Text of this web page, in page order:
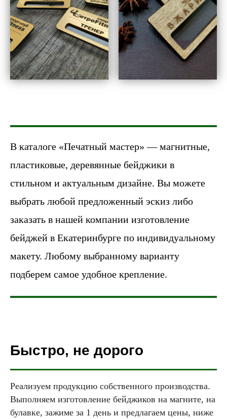
В каталоге «Печатный мастер» — магнитные,
пластиковые, деревянные бейджики в
стильном и актуальным дизайне. Вы можете
выбрать любой предложенный эскиз либо
заказать в нашей компании изготовление
бейджей в Екатеринбурге по индивидуальному
макету. Любому выбранному варианту
подберем самое удобное крепление.
Быстро, не дорого
Реализуем продукцию собственного производства.
Выполняем изготовление бейджиков на магните, на
булавке, зажиме за 1 день и предлагаем цены, ниже